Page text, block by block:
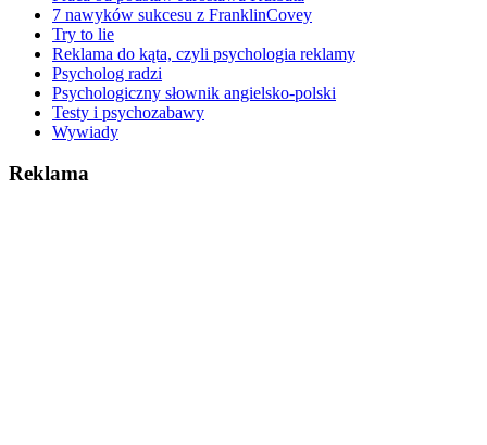
7 nawyków sukcesu z FranklinCovey
Try to lie
Reklama do kąta, czyli psychologia reklamy
Psycholog radzi
Psychologiczny słownik angielsko-polski
Testy i psychozabawy
Wywiady
Reklama